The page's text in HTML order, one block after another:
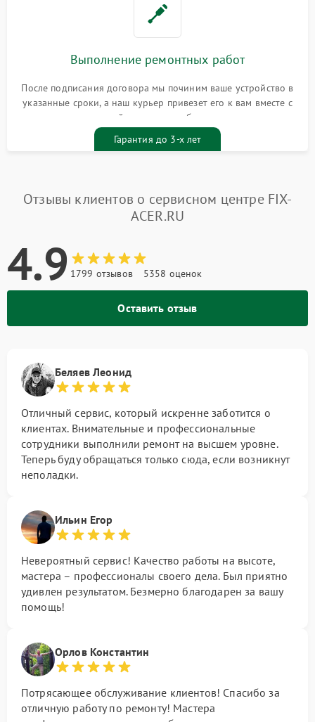
Выполнение ремонтных работ
После подписания договора мы починим ваше устройство в
указанные сроки, а наш курьер привезет его к вам вместе с
гарантийным талоном бесплатно
Гарантия до 3-х лет
Отзывы клиентов о сервисном центре FIX-
ACER.RU
4.9 1799 отзывов 5358 оценок
Оставить отзыв
Беляев Леонид
Отличный сервис, который искренне заботится о
клиентах. Внимательные и профессиональные
сотрудники выполнили ремонт на высшем уровне.
Теперь буду обращаться только сюда, если возникнут
неполадки.
Ильин Егор
Невероятный сервис! Качество работы на высоте,
мастера – профессионалы своего дела. Был приятно
удивлен результатом. Безмерно благодарен за вашу
помощь!
Орлов Константин
Потрясающее обслуживание клиентов! Спасибо за
отличную работу по ремонту! Мастера